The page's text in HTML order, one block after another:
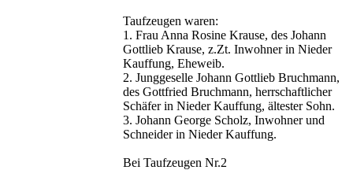
Taufzeugen waren:
1. Frau Anna Rosine Krause, des Johann
Gottlieb Krause, z.Zt. Inwohner in Nieder
Kauffung, Eheweib.
2. Junggeselle Johann Gottlieb Bruchmann,
des Gottfried Bruchmann, herrschaftlicher
Schäfer in Nieder Kauffung, ältester Sohn.
3. Johann George Scholz, Inwohner und
Schneider in Nieder Kauffung.
Bei Taufzeugen Nr.2